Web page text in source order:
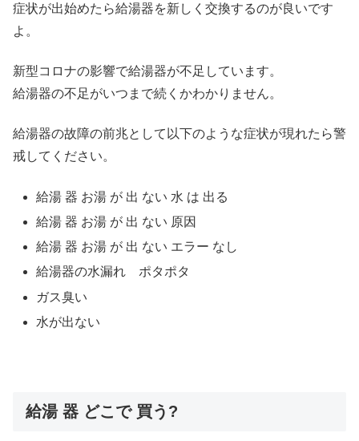
症状が出始めたら給湯器を新しく交換するのが良いです
よ。
新型コロナの影響で給湯器が不足しています。
給湯器の不足がいつまで続くかわかりません。
給湯器の故障の前兆として以下のような症状が現れたら警
戒してください。
給湯 器 お湯 が 出 ない 水 は 出る
給湯 器 お湯 が 出 ない 原因
給湯 器 お湯 が 出 ない エラー なし
給湯器の水漏れ ポタポタ
ガス臭い
水が出ない
給湯 器 どこで 買う?